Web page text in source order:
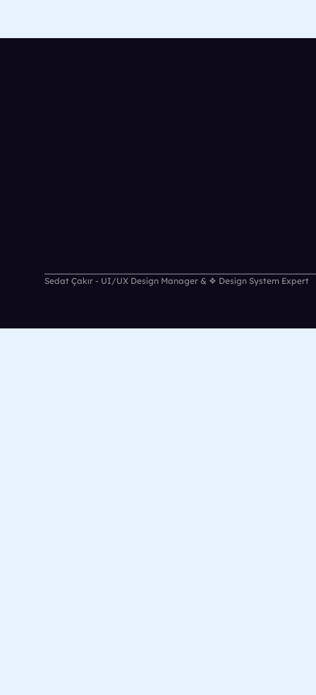
Sedat Çakır - UI/UX Design Manager & ❖ Design System Expert